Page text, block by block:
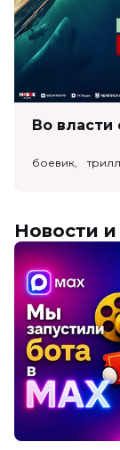
боевик,
Новости